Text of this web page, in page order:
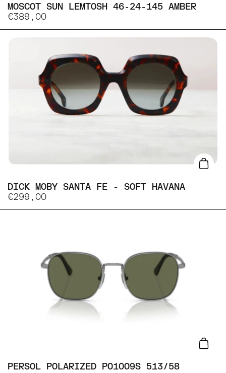
MOSCOT SUN LEMTOSH 46-24-145 AMBER
€389,00
DICK MOBY SANTA FE - SOFT HAVANA
€299,00
PERSOL POLARIZED PO1009S 513/58